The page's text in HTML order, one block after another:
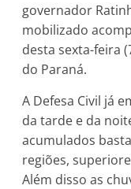
governador
mobilizado
desta sexta-feira
do Paraná.
A Defesa Civil já
da tarde e da
acumulados
regiões,
Além disso as